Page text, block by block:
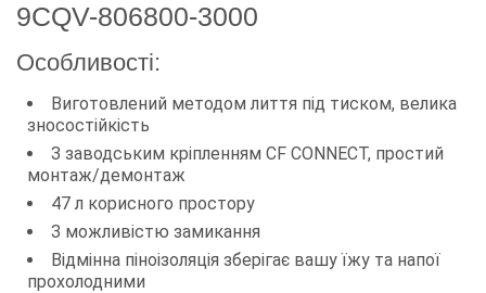
9CQV-806800-3000
Особливості:
Виготовлений методом лиття під тиском, велика
зносостійкість
З заводським кріпленням CF CONNECT, простий
монтаж/демонтаж
47 л корисного простору
З можливістю замикання
Відмінна піноізоляція зберігає вашу їжу та напої
прохолодними